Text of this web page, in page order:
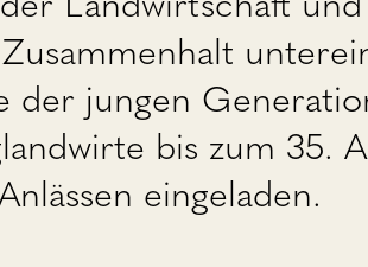
der jungen
bis zum 35.
eingeladen.